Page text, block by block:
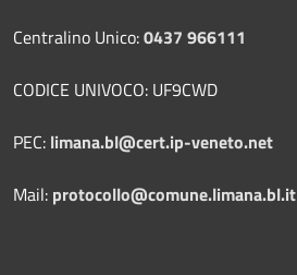
Centralino Unico:0437 966111
CODICE UNIVOCO: UF9CWD
PEC: limana.bl@cert.ip-veneto.net
Mail: protocollo@comune.limana.bl.it